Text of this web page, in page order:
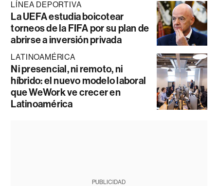
LÍNEA DEPORTIVA
La UEFA estudia boicotear
torneos de la FIFA por su plan de
abrirse a inversión privada
LATINOAMÉRICA
Ni presencial, ni remoto, ni
híbrido: el nuevo modelo laboral
que WeWork ve crecer en
Latinoamérica
PUBLICIDAD